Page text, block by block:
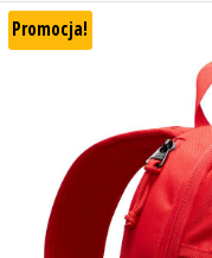
Promocja!